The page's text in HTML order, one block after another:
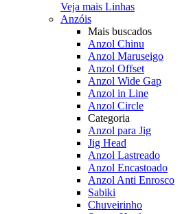
Veja mais Linhas
Anzóis
Mais buscados
Anzol Chinu
Anzol Maruseigo
Anzol Offset
Anzol Wide Gap
Anzol in Line
Anzol Circle
Categoria
Anzol para Jig
Jig Head
Anzol Lastreado
Anzol Encastoado
Anzol Anti Enrosco
Sabiki
Chuveirinho